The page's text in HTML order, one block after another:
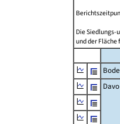
Die Siedlungs-
und der Fläche